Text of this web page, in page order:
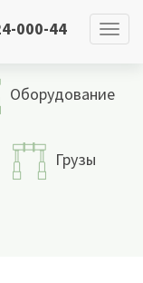
000-44
Оборудование
Грузы